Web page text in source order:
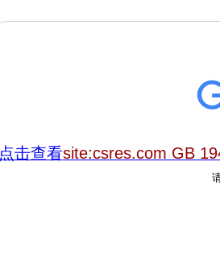
点击查看site:csres.com GB